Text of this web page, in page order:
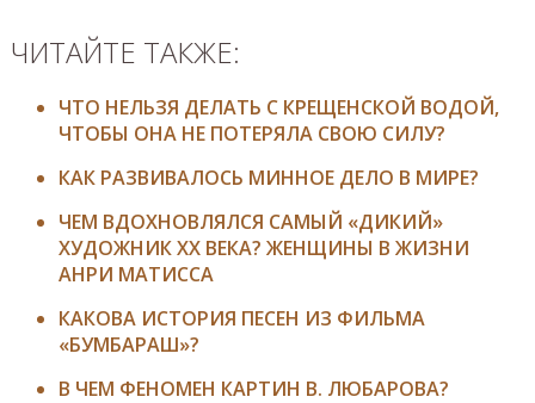
ЧИТАЙТЕ ТАКЖЕ:
ЧТО НЕЛЬЗЯ ДЕЛАТЬ С КРЕЩЕНСКОЙ ВОДОЙ,
ЧТОБЫ ОНА НЕ ПОТЕРЯЛА СВОЮ СИЛУ?
КАК РАЗВИВАЛОСЬ МИННОЕ ДЕЛО В МИРЕ?
ЧЕМ ВДОХНОВЛЯЛСЯ САМЫЙ «ДИКИЙ»
ХУДОЖНИК ХХ ВЕКА? ЖЕНЩИНЫ В ЖИЗНИ
АНРИ МАТИССА
КАКОВА ИСТОРИЯ ПЕСЕН ИЗ ФИЛЬМА
«БУМБАРАШ»?
В ЧЕМ ФЕНОМЕН КАРТИН В. ЛЮБАРОВА?